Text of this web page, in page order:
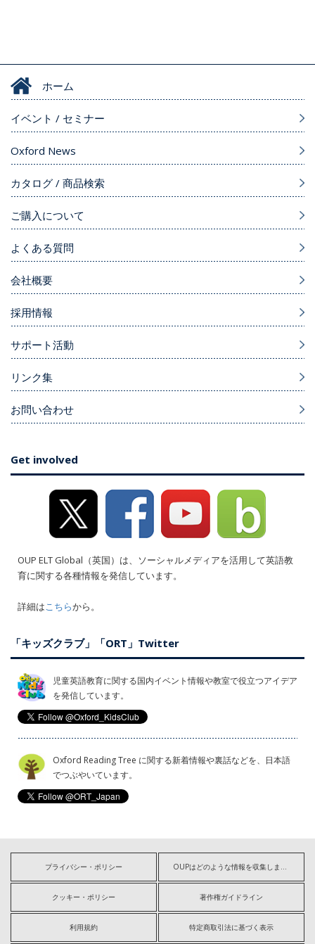
ホーム
イベント / セミナー
Oxford News
カタログ / 商品検索
ご購入について
よくある質問
会社概要
採用情報
サポート活動
リンク集
お問い合わせ
Get involved
OUP ELT Global（英国）は、ソーシャルメディアを活用して英語教
育に関する各種情報を発信しています。
詳細はこちらから。
「キッズクラブ」「ORT」Twitter
児童英語教育に関する国内イベント情報や教室で役立つアイデア
を発信しています。
Oxford Reading Tree に関する新着情報や裏話などを、日本語
でつぶやいています。
プライバシー・ポリシー
クッキー・ポリシー 著作権ガイドライン
利用規約 特定商取引法に基づく表示